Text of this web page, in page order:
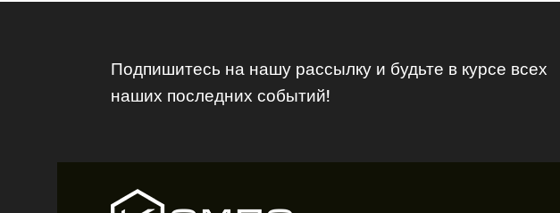
Подпишитесь на нашу рассылку и будьте в курсе всех
наших последних событий!